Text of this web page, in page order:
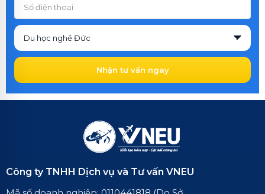
Nhận tư vấn ngay
Công ty TNHH Dịch vụ và Tư vấn VNEU